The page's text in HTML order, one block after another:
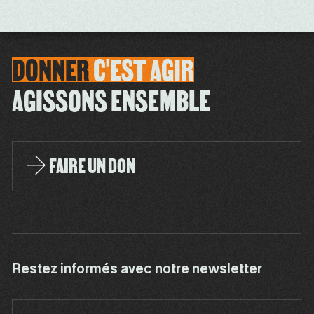
DONNERC'ESTAGIR
AGISSONS ENSEMBLE
FAIRE UN DON
Restez informés avec notre newsletter